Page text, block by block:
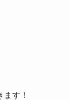
す！